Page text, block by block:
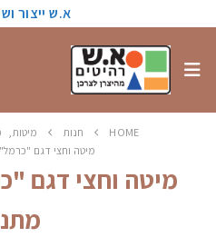
א.ש ייצור
HOME חנות מיטות
מיטה וחצי דגם
מיטה וחצי דגם